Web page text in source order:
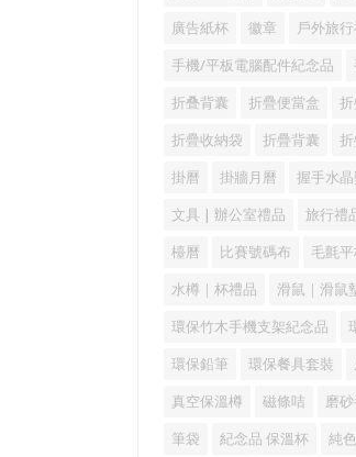
廣告紙杯 徽章 戶外旅
手機/平板電腦配件紀念品
折叠背囊 折疊便當盒
折疊收納袋 折疊背囊
掛曆 掛牆月曆 握手水
文具 | 辦公室禮品 旅行禮
檯曆 比賽號碼布 毛氈
水樽｜杯禮品 滑鼠｜滑鼠
環保竹木手機支架紀念品
環保鉛筆 環保餐具套裝
真空保溫樽 磁條咭 磨
筆袋 紀念品 保溫杯 純